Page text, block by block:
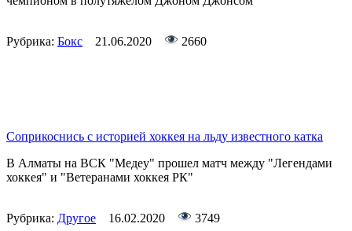
Рубрика: Бокс 21.06.2020 2660
Соприкоснись с историей хоккея на льду известного катка
В Алматы на ВСК "Медеу" прошел матч между "Легендами
хоккея" и "Ветеранами хоккея РК"
Рубрика: Другое 16.02.2020 3749